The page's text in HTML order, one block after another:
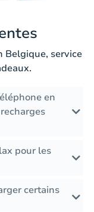
Belgique, service
en
pour les
certains